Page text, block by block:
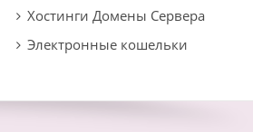
Хостинги Домены Сервера
Электронные кошельки